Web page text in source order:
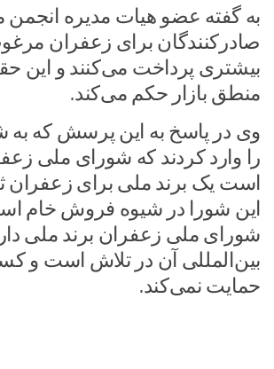
به گفته عضو هیات مدیره انجمن
صادرکنندگان برای زعفران
بیشتری پرداخت می‌کنند و این
منطق بازار حکم می‌کند.
وی در پاسخ به این پرسش که به
را وارد کردند که شورای ملی
است یک برند ملی برای زعفران
این شورا در شیوه فروش خام
شورای ملی زعفران برند ملی
بین‌المللی آن در تلاش است و
حمایت نمی‌کند.